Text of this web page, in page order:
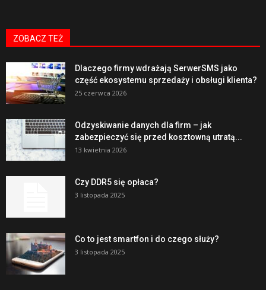
ZOBACZ TEŻ
Dlaczego firmy wdrażają SerwerSMS jako
część ekosystemu sprzedaży i obsługi klienta?
25 czerwca 2026
Odzyskiwanie danych dla firm – jak
zabezpieczyć się przed kosztowną utratą...
13 kwietnia 2026
Czy DDR5 się opłaca?
3 listopada 2025
Co to jest smartfon i do czego służy?
3 listopada 2025